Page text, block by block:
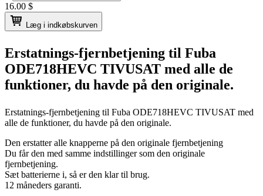
16.00 $
Læg i indkøbskurven
Erstatnings-fjernbetjening til Fuba
ODE718HEVC TIVUSAT med alle de
funktioner, du havde på den originale.
Erstatnings-fjernbetjening til Fuba ODE718HEVC TIVUSAT med
alle de funktioner, du havde på den originale.
Den erstatter alle knapperne på den originale fjernbetjening
Du får den med samme indstillinger som den originale
fjernbetjening.
Sæt batterierne i, så er den klar til brug.
12 måneders garanti.